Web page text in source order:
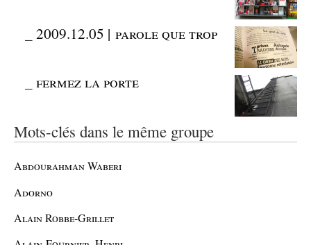
_2009.12.05 | parole que trop
_fermez la porte
Mots-clés dans le même groupe
Abdourahman Waberi
Adorno
Alain Robbe-Grillet